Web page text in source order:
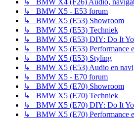
↳ BMW X5 - E53 forum
↳ BMW X5 (E53) Showroom
↳ BMW X5 (E53) Techniek
↳ BMW X5 (E53) DIY: Do It
↳ BMW X5 (E53) Performance
↳ BMW X5 (E53) Styling
↳ BMW X5 (E53) Audio en
↳ BMW X5 - E70 forum
↳ BMW X5 (E70) Showroom
↳ BMW X5 (E70) Techniek
↳ BMW X5 (E70) DIY: Do It
↳ BMW X5 (E70) Performance